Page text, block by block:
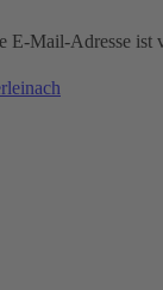
E-Mail-Adresse ist